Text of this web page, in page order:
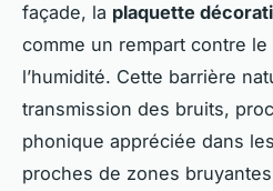
façade, la plaquette
comme un rempart contre
l’humidité. Cette barrière
transmission des bruits,
phonique appréciée dans
proches de zones